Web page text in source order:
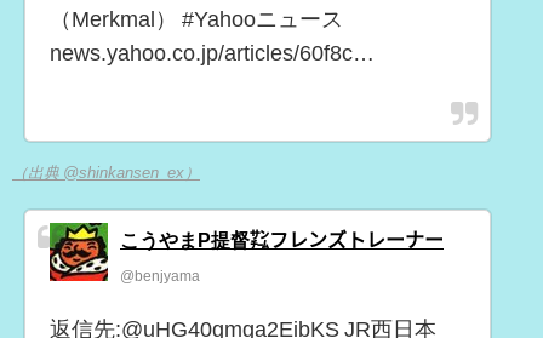
（Merkmal） #Yahooニュース
news.yahoo.co.jp/articles/60f8c…
（出典 @shinkansen_ex）
こうやまP提督㌠フレンズトレーナー
@benjyama
返信先:@uHG40gmga2EibKS JR西日本